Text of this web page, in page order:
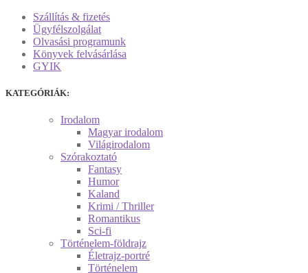
Szállítás & fizetés
Ügyfélszolgálat
Olvasási programunk
Könyvek felvásárlása
GYIK
KATEGÓRIÁK:
Irodalom
Magyar irodalom
Világirodalom
Szórakoztató
Fantasy
Humor
Kaland
Krimi / Thriller
Romantikus
Sci-fi
Történelem-földrajz
Életrajz-portré
Történelem